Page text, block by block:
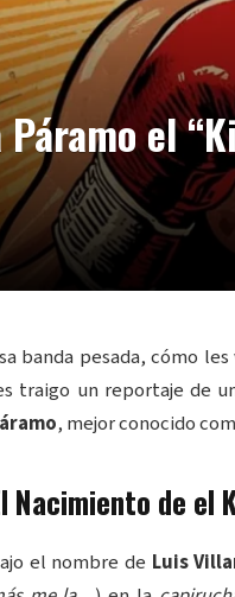
el
banda pesada, cómo
traigo un reportaje de
, mejor conocido
Nacimiento de el
el nombre de Luis